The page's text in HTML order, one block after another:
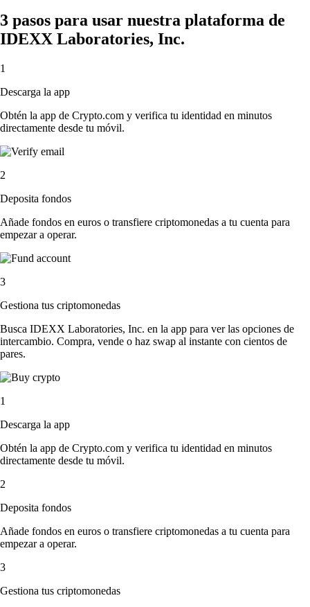
3 pasos para usar nuestra plataforma de
IDEXX Laboratories, Inc.
1
Descarga la app
Obtén la app de Crypto.com y verifica tu identidad en minutos
directamente desde tu móvil.
2
Deposita fondos
Añade fondos en euros o transfiere criptomonedas a tu cuenta para
empezar a operar.
3
Gestiona tus criptomonedas
Busca IDEXX Laboratories, Inc. en la app para ver las opciones de
intercambio. Compra, vende o haz swap al instante con cientos de
pares.
1
Descarga la app
Obtén la app de Crypto.com y verifica tu identidad en minutos
directamente desde tu móvil.
2
Deposita fondos
Añade fondos en euros o transfiere criptomonedas a tu cuenta para
empezar a operar.
3
Gestiona tus criptomonedas